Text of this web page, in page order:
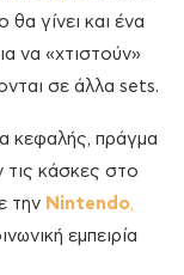
θα γίνει και ένα
να «χτιστούν»
σε άλλα sets.
κεφαλής, πράγμα
τις κάσκες στο
την Nintendo,
εμπειρία